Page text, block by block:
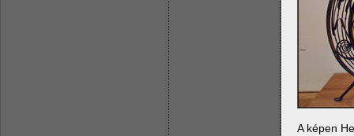
A képen